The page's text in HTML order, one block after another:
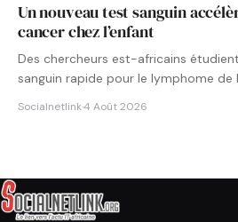
Un nouveau test sanguin
cancer chez l’enfant
Des chercheurs est-africains
sanguin rapide pour le lymphome
Socialnetlink·4 Août 2026